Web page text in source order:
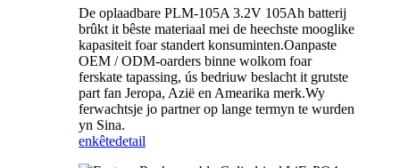
De oplaadbare PLM-105A 3.2V 105Ah batterij
brûkt it bêste materiaal mei de heechste mooglike
kapasiteit foar standert konsuminten.Oanpaste
OEM / ODM-oarders binne wolkom foar
ferskate tapassing, ús bedriuw beslacht it grutste
part fan Jeropa, Azië en Amearika merk.Wy
ferwachtsje jo partner op lange termyn te wurden
yn Sina.
enkêtedetail